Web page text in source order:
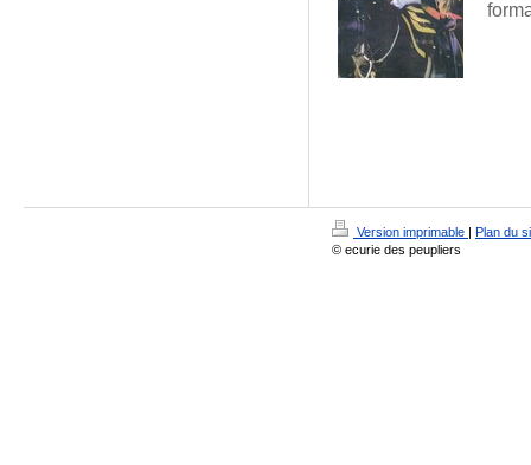
Version imprimable | Plan du
© ecurie des peupliers